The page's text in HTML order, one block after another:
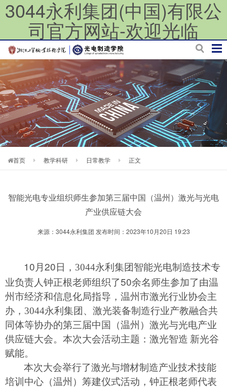
3044永利集团(中国)有限公
司官方网站-欢迎光临
首页 教学科研 日常教学 正文
智能光电专业组织师生参加第三届中国（温州）激光与光电
产业供应链大会
来源：3044永利集团 发布时间：2023年10月20日 19:23
10 月 20 日，3044永利集团智能光电制造技术专
业负责人钟正根老师组织了50余名师生参加了由温
州市经济和信息化局指导，温州市激光行业协会主
办，3044永利集团、激光装备制造行业产教融合共
同体等协办的第三届中国（温州）激光与光电产业
供应链大会。本次大会活动主题：激光智造 新光谷
赋能。
本次大会举行了激光与增材制造产业技术技能
培训中心（温州）筹建仪式活动，钟正根老师代表